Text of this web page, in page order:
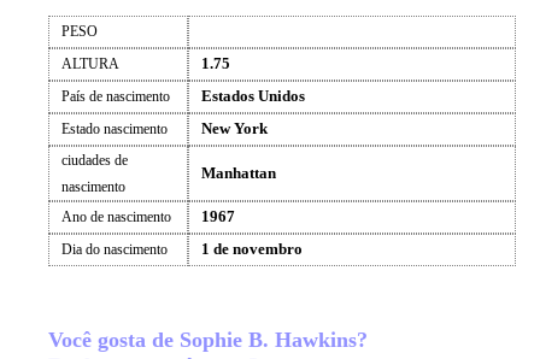
PESO
ALTURA
1.75
País de nascimento Estados Unidos
Estado nascimento New York
ciudades de
nascimento
Manhattan
Ano de nascimento 1967
Dia do nascimento 1 de novembro
Você gosta de Sophie B. Hawkins?